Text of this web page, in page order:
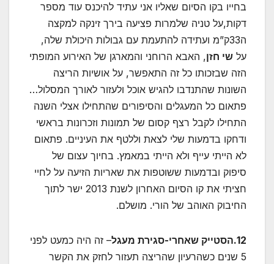
בחייו בקו הסיום שאליו אני עתיד להיכנס עוד מספר
דקות,על טניה שלמרות פציעה בירך זינקה למקצה
ה33ק”מ ועתידה להתעמת עם גבולות היכולת שלה,
על שי חזן, האבא הרוחני והמארגן של האירוע המופתי
הזה שבזכותו כל זה התאפשר, על אושיות הריצה
השונות שהתנדבו להגיש אוכל ולעזור לאורך המסלול…
פתאום כל המעגלים והסיפורים שהתחילו אצלי השנה
התחילו לקבל רצף קסום של תמונות וזכרונות בראשי
ודחקו בדמעות שלי לצאת וללטף את העיניים. פתאום
לא הייתי עייף ולא הייתי במאמץ. בחיוך עצום של
סיפוק ובדמעות ששוטפות את שאריות הזיעה על לחיי
חציתי את קו הסיום האחרון לשנת 2013 ישר לתוך
החיבוק האוהב של הורי. מושלם.
12.הסטייק שאחרי-סגירת מעגל
– זה היה כמעט לפני
5 שנים כשהרעיון שהריצה תעזור לחזק את הקשר